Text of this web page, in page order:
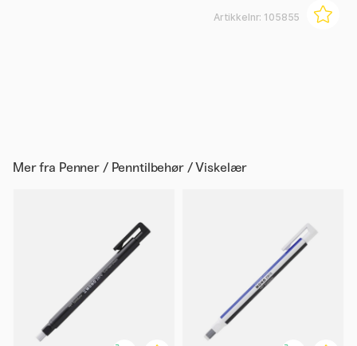
Artikkelnr: 105855
Mer fra Penner / Penntilbehør / Viskelær